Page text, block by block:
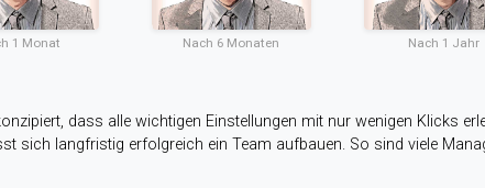
1 Monat Nach 6 Monaten Nach 1 Jahr
dass alle wichtigen Einstellungen mit nur wenigen Klicks
sich langfristig erfolgreich ein Team aufbauen. So sind viele